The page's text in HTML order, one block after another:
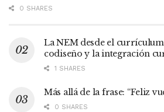
0 SHARES
La NEM desde el
codiseño y la integración
1 SHARES
Más allá de la frase: “Feliz
0 SHARES